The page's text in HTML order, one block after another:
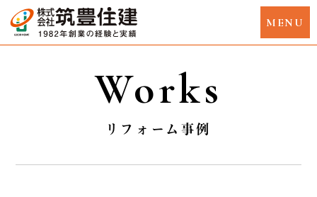
Works
リフォーム事例